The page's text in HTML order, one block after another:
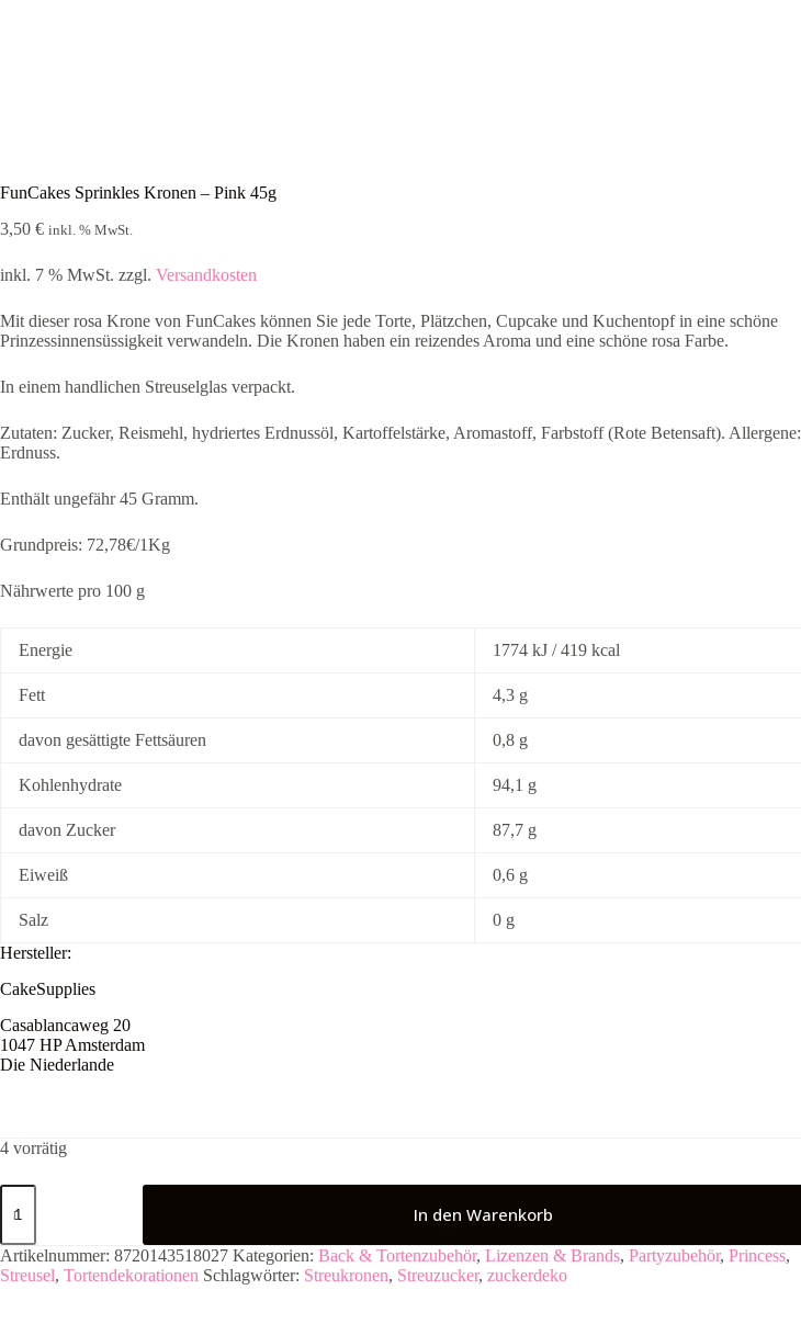
FunCakes Sprinkles Kronen – Pink 45g
3,50 € inkl. % MwSt.
inkl. 7 % MwSt. zzgl. Versandkosten
Mit dieser rosa Krone von FunCakes können Sie jede Torte, Plätzchen, Cupcake und Kuchentopf in eine schöne
Prinzessinnensüssigkeit verwandeln. Die Kronen haben ein reizendes Aroma und eine schöne rosa Farbe.
In einem handlichen Streuselglas verpackt.
Zutaten: Zucker, Reismehl, hydriertes Erdnussöl, Kartoffelstärke, Aromastoff, Farbstoff (Rote Betensaft). Allergene:
Erdnuss.
Enthält ungefähr 45 Gramm.
Grundpreis: 72,78€/1Kg
Nährwerte pro 100 g
Energie 1774 kJ / 419 kcal
Fett 4,3 g
davon gesättigte Fettsäuren 0,8 g
Kohlenhydrate 94,1 g
davon Zucker 87,7 g
Eiweiß 0,6 g
Salz
0 g
Hersteller:
CakeSupplies
Casablancaweg 20
1047 HP Amsterdam
Die Niederlande
4 vorrätig
FunCakes
Sprinkles
-
Pink
45g
In den Warenkorb
Artikelnummer: 8720143518027 Kategorien: Back & Tortenzubehör, Lizenzen & Brands, Partyzubehör, Princess,
Streusel, Tortendekorationen Schlagwörter: Streukronen, Streuzucker, zuckerdeko